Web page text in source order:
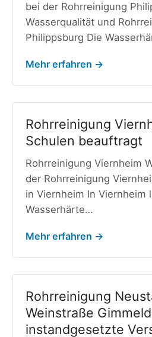
bei der Rohrreinigung
Wasserqualität und
Philippsburg Die
Mehr erfahren →
Rohrreinigung
Schulen beauftragt
Rohrreinigung Viernheim
der Rohrreinigung
in Viernheim In Viernheim
Wasserhärte…
Mehr erfahren →
Rohrreinigung
Weinstraße
instandgesetzte